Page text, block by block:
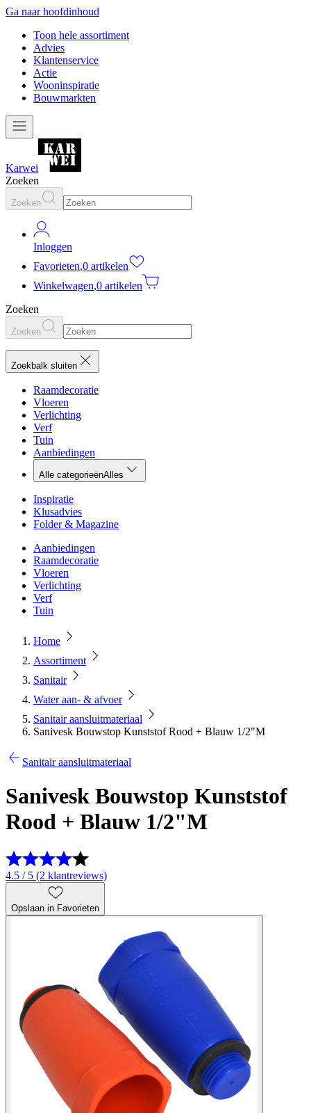
Ga naar hoofdinhoud
Toon hele assortiment
Advies
Klantenservice
Actie
Wooninspiratie
Bouwmarkten
Karwei
Zoeken
Zoeken
Inloggen
Favorieten,0 artikelen
Winkelwagen,0 artikelen
Zoeken
Zoeken
Zoekbalk sluiten
Raamdecoratie
Vloeren
Verlichting
Verf
Tuin
Aanbiedingen
Alle categorieënAlles
Inspiratie
Klusadvies
Folder & Magazine
Aanbiedingen
Raamdecoratie
Vloeren
Verlichting
Verf
Tuin
Home
Assortiment
Sanitair
Water aan- & afvoer
Sanitair aansluitmateriaal
Sanivesk Bouwstop Kunststof Rood + Blauw 1/2"M
Sanitair aansluitmateriaal
Sanivesk Bouwstop Kunststof
Rood + Blauw 1/2"M
4.5 / 5 (2 klantreviews)
Opslaan in Favorieten